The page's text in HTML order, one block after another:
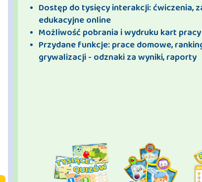
Dostęp do tysięcy interakcji: ćwiczenia,
edukacyjne online
Możliwość pobrania i wydruku kart
Przydane funkcje: prace domowe,
grywalizacji - odznaki za wyniki, raporty